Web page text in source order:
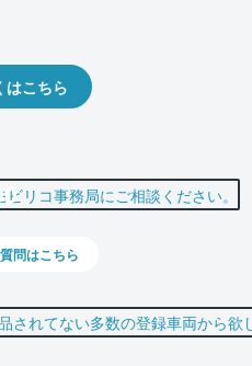
はこちら
問はこちら